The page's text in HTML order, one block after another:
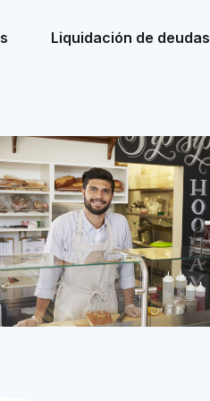
Liquidación de deudas